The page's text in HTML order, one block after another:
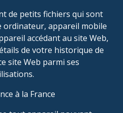
de petits fichiers qui sont
ordinateur, appareil mobile
accédant au site Web,
de votre historique de
site Web parmi ses
à la France